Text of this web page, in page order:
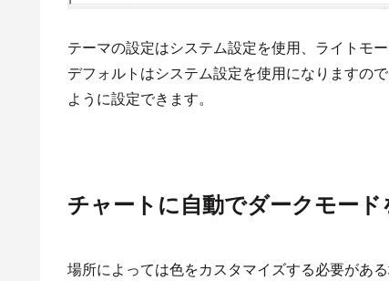
テーマの設定はシステム設定を使用、ライトモ
デフォルトはシステム設定を使用になりますの
ように設定できます。
チャートに自動でダークモー
場所によっては色をカスタマイズする必要があ